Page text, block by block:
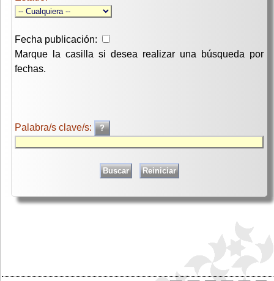
Fecha publicación:
Marque la casilla si desea realizar una búsqueda por
fechas.
Palabra/s clave/s: